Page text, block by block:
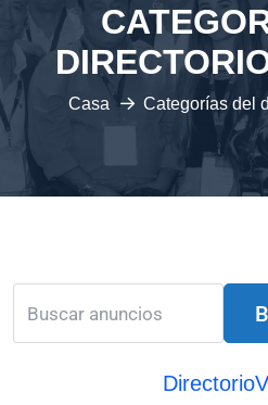
Casa Categorías del
Directorio